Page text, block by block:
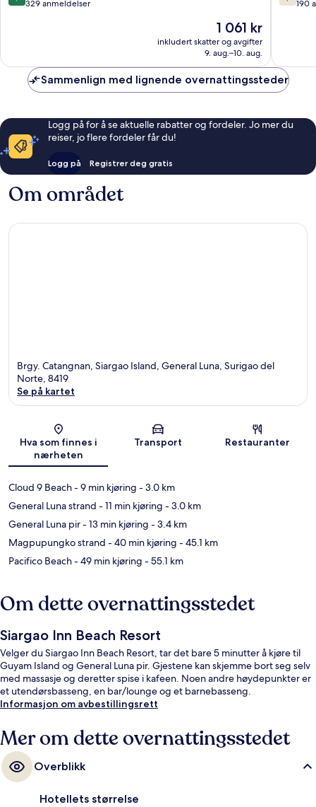
av
329 anmeldelser
Prisen
1 061 kr
1 061 kr
inkludert skatter og avgifter
9. aug.–10. aug.
av
190
Sammenlign med lignende overnattingssteder
Logg på for å se aktuelle rabatter og fordeler. Jo mer du
reiser, jo flere fordeler får du!
Logg på Registrer deg gratis
Om området
Brgy. Catangnan, Siargao Island, General Luna, Surigao del
Norte, 8419
Se på kartet
Hva som finnes i
nærheten
Transport Restauranter
Cloud 9 Beach- 9 min kjøring - 3.0 km
General Luna strand - 11 min kjøring - 3.0 km
General Luna pir- 13 min kjøring - 3.4 km
Magpupungko strand - 40 min kjøring - 45.1 km
Pacifico Beach- 49 min kjøring - 55.1 km
Om dette overnattingsstedet
Siargao Inn Beach Resort
Velger du Siargao Inn Beach Resort, tar det bare 5 minutter å kjøre til
Guyam Island og General Luna pir. Gjestene kan skjemme bort seg selv
med massasje og deretter spise i kafeen. Noen andre høydepunkter er
et utendørsbasseng, en bar/lounge og et barnebasseng.
Informasjon om avbestillingsrett
Mer om dette overnattingsstedet
Overblikk
Hotellets størrelse